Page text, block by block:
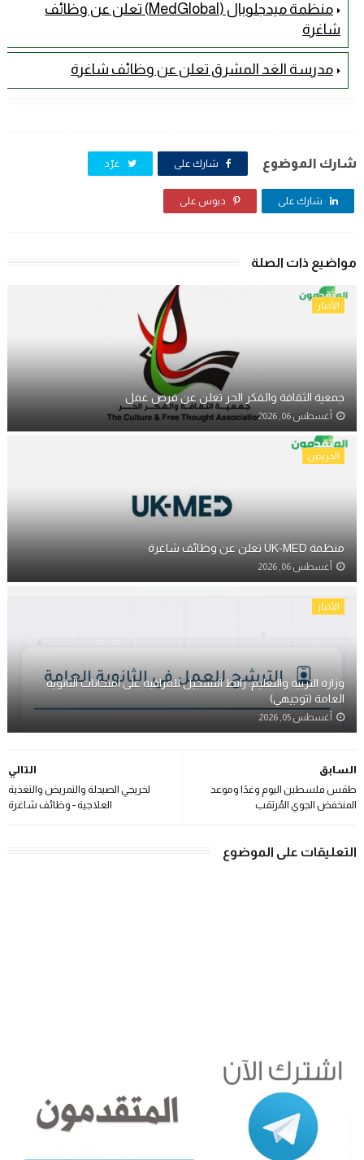
منظمة ميدجلوبال (MedGlobal) تعلن عن وظائف
شاغرة
مدرسة الغد المشرق تعلن عن وظائف شاغرة
شارك الموضوع شارك على غرّد
شارك على دبوس على
مواضيع ذات الصلة
الأخبار
جمعية الثقافة والفكر الحر تعلن عن فرص عمل
أغسطس 06, 2026
الخريجين
منظمة UK-MED تعلن عن وظائف شاغرة
أغسطس 06, 2026
الأخبار
وزارة التربية والتعليم: رابط التسجيل للمراقبة على امتحانات الثانوية
العامة (توجيهي)
أغسطس 05, 2026
التالي
لخريجي الصيدلة والتمريض والتغذية
العلاجية - وظائف شاغرة
السابق
طقس فلسطين اليوم وغدًا وموعد
المنخفض الجوي المُرتقب
التعليقات على الموضوع